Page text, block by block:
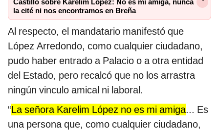
Castillo sobre Karelim López: No es mi amiga, nunca
la cité ni nos encontramos en Breña
Al respecto, el mandatario manifestó que
López Arredondo, como cualquier ciudadano,
pudo haber entrado a Palacio o a otra entidad
del Estado, pero recalcó que no los arrastra
ningún vinculo amical ni laboral.
“La señora Karelim López no es mi amiga... Es
una persona que, como cualquier ciudadano,